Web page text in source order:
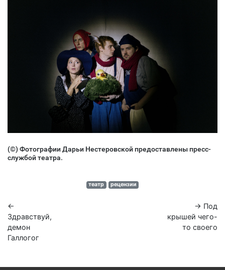
(©) Фотографии Дарьи Нестеровской предоставлены пресс-
службой театра.
театр рецензии
←
Здравствуй,
демон
Галлогог
→ Под
крышей чего-
то своего